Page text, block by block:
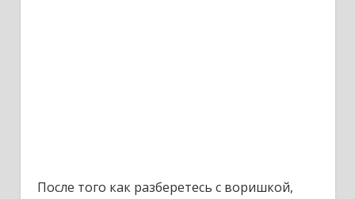
После того как разберетесь с воришкой,